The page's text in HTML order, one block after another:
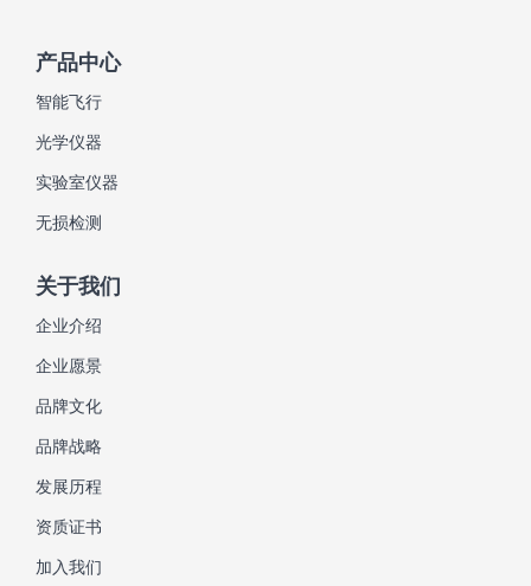
产品中心
智能飞行
光学仪器
实验室仪器
无损检测
关于我们
企业介绍
企业愿景
品牌文化
品牌战略
发展历程
资质证书
加入我们